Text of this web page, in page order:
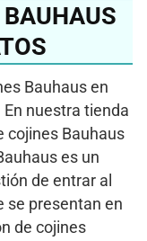
Bauhaus en
nuestra tienda
cojines Bauhaus
es un
de entrar al
se presentan en
de cojines